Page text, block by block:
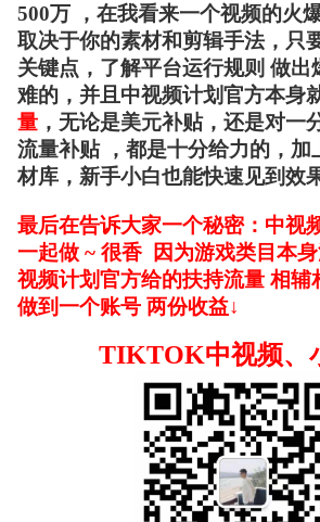
500万 ，在我看来一个视频的火
取决于你的素材和剪辑手法，只
关键点，了解平台运行规则 做出
难的，并且中视频计划官方本身
量 ，无论是美元补贴，还是对一
流量补贴 ，都是十分给力的， 加
材库，新手小白也能快速见到效果
最后在告诉大家一个秘密：中视
一起做 ~ 很香 因为游戏类目本
视频计划官方给的扶持流量 相辅
做到一个账号 两份收益↓
TIKTOK中视频、